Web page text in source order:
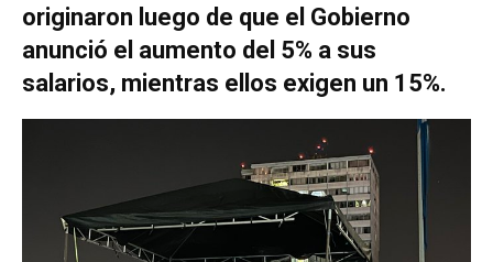
originaron luego de que el Gobierno
anunció el aumento del 5% a sus
salarios, mientras ellos exigen un 15%.